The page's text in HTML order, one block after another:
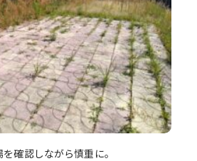
確認しながら慎重に。